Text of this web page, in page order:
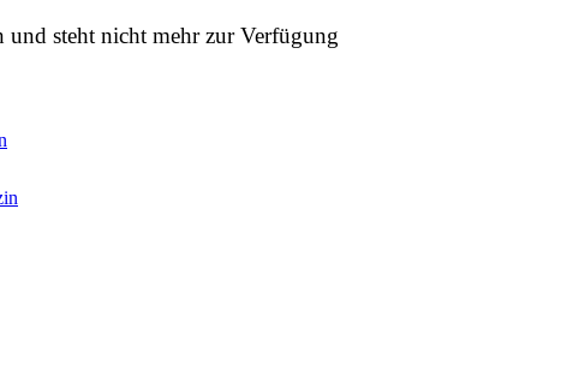
und steht nicht mehr zur Verfügung